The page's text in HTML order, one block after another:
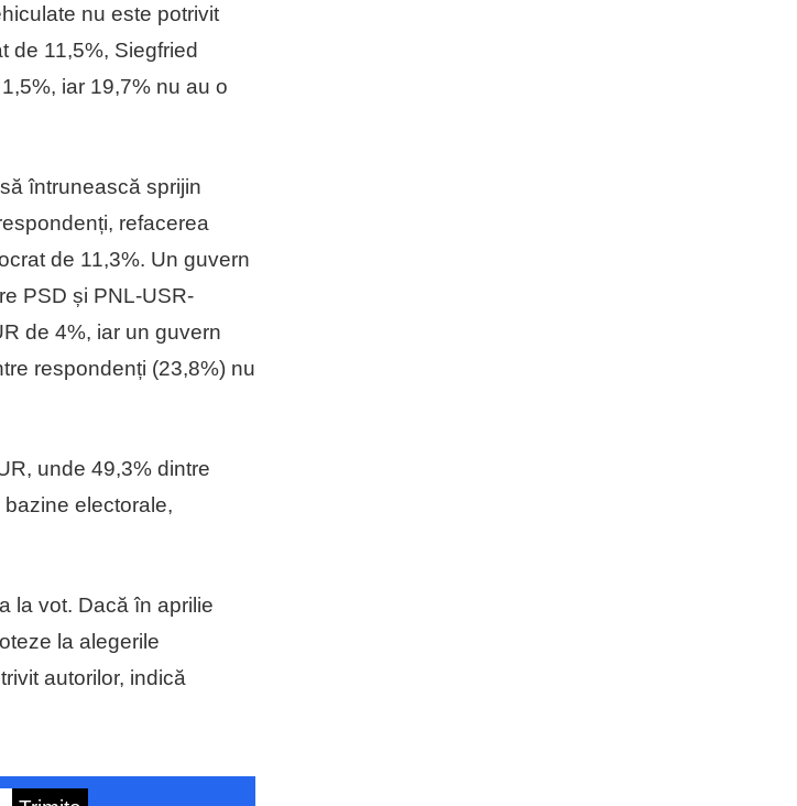
nu este potrivit
de 11,5%, Siegfried
iar 19,7% nu au o
întrunească sprijin
refacerea
de 11,3%. Un guvern
PSD și PNL-USR-
de 4%, iar un guvern
respondenți (23,8%) nu
unde 49,3% dintre
electorale,
la vot. Dacă în aprilie
la alegerile
autorilor, indică